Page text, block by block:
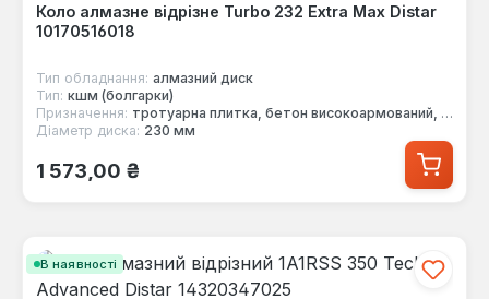
Коло алмазне відрізне Turbo 232 Extra Max Distar
10170516018
Тип обладнання: алмазний диск
Тип: кшм (болгарки)
Призначення: тротуарна плитка, бетон високоармований, бетон армований, цегла
Діаметр диска: 230 мм
Звичайна ціна:
1 573,00 ₴
В наявності